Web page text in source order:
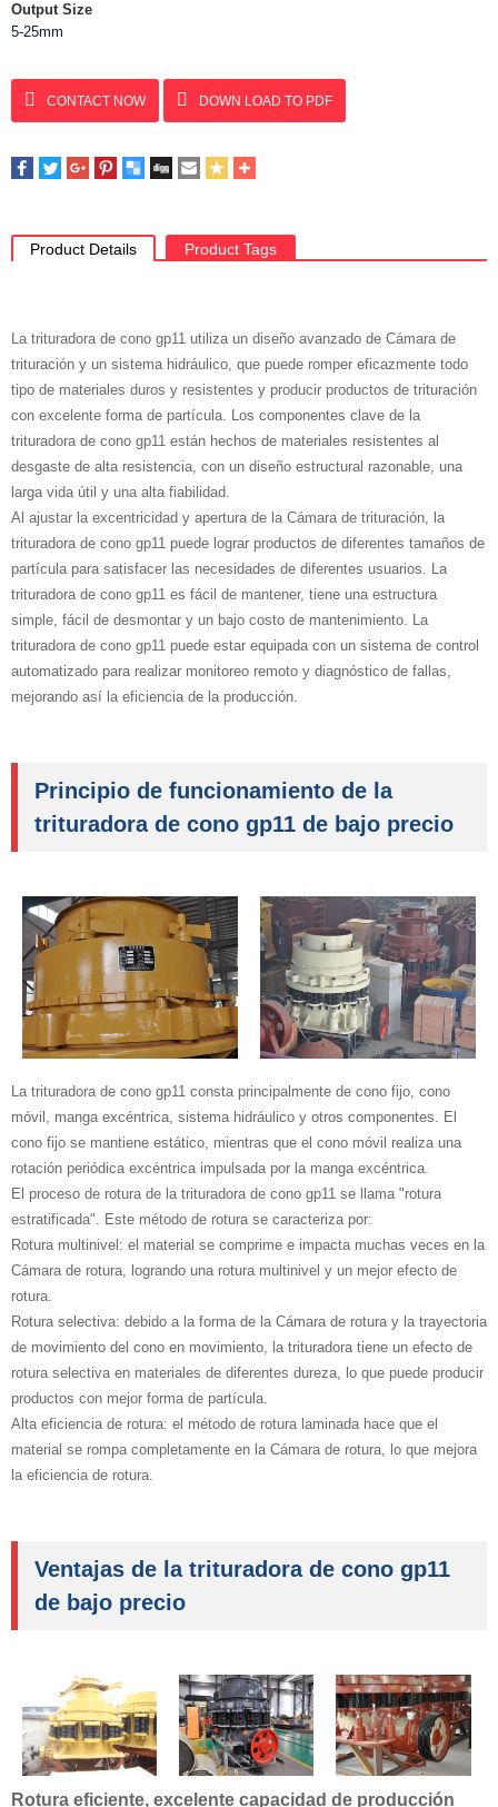
Output Size
5-25mm
CONTACT NOW DOWN LOAD TO PDF
Product Details Product Tags
La trituradora de cono gp11 utiliza un diseño avanzado de Cámara de
trituración y un sistema hidráulico, que puede romper eficazmente todo
tipo de materiales duros y resistentes y producir productos de trituración
con excelente forma de partícula. Los componentes clave de la
trituradora de cono gp11 están hechos de materiales resistentes al
desgaste de alta resistencia, con un diseño estructural razonable, una
larga vida útil y una alta fiabilidad.
Al ajustar la excentricidad y apertura de la Cámara de trituración, la
trituradora de cono gp11 puede lograr productos de diferentes tamaños de
partícula para satisfacer las necesidades de diferentes usuarios. La
trituradora de cono gp11 es fácil de mantener, tiene una estructura
simple, fácil de desmontar y un bajo costo de mantenimiento. La
trituradora de cono gp11 puede estar equipada con un sistema de control
automatizado para realizar monitoreo remoto y diagnóstico de fallas,
mejorando así la eficiencia de la producción.
Principio de funcionamiento de la
trituradora de cono gp11 de bajo precio
La trituradora de cono gp11 consta principalmente de cono fijo, cono
móvil, manga excéntrica, sistema hidráulico y otros componentes. El
cono fijo se mantiene estático, mientras que el cono móvil realiza una
rotación periódica excéntrica impulsada por la manga excéntrica.
El proceso de rotura de la trituradora de cono gp11 se llama "rotura
estratificada". Este método de rotura se caracteriza por:
Rotura multinivel: el material se comprime e impacta muchas veces en la
Cámara de rotura, logrando una rotura multinivel y un mejor efecto de
rotura.
Rotura selectiva: debido a la forma de la Cámara de rotura y la trayectoria
de movimiento del cono en movimiento, la trituradora tiene un efecto de
rotura selectiva en materiales de diferentes dureza, lo que puede producir
productos con mejor forma de partícula.
Alta eficiencia de rotura: el método de rotura laminada hace que el
material se rompa completamente en la Cámara de rotura, lo que mejora
la eficiencia de rotura.
Ventajas de la trituradora de cono gp11
de bajo precio
Rotura eficiente, excelente capacidad de producción